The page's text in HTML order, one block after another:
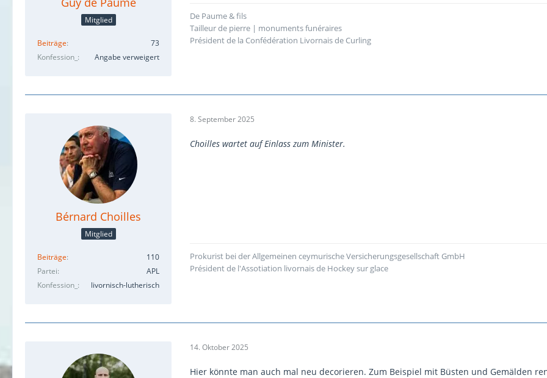
Mitglied
Beiträge
73
Konfession_
Angabe verweigert
De Paume & fils
Tailleur de pierre | monuments funéraires
Président de la Confédération Livornais de Curling
Bérnard Choilles
Mitglied
Beiträge
110
Partei
APL
Konfession_
livornisch-lutherisch
8. September 2025
Choilles wartet auf Einlass zum Minister.
Prokurist bei der Allgemeinen ceymurische Versicherungsgesellschaft GmbH
Président de l'Assotiation livornais de Hockey sur glace
14. Oktober 2025
Hier könnte man auch mal neu decorieren. Zum Beispiel mit Büsten und Gemälden